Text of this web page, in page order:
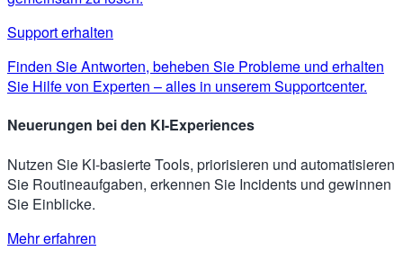
Support erhalten
Finden Sie Antworten, beheben Sie Probleme und erhalten
Sie Hilfe von Experten – alles in unserem Supportcenter.
Neuerungen bei den KI-Experiences
Nutzen Sie KI-basierte Tools, priorisieren und automatisieren
Sie Routineaufgaben, erkennen Sie Incidents und gewinnen
Sie Einblicke.
Mehr erfahren